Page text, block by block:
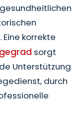
korrekte
sorgt
Unterstützung
durch